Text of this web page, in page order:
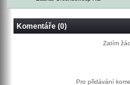
Komentáře (0)
Zatím
Pro přidávání